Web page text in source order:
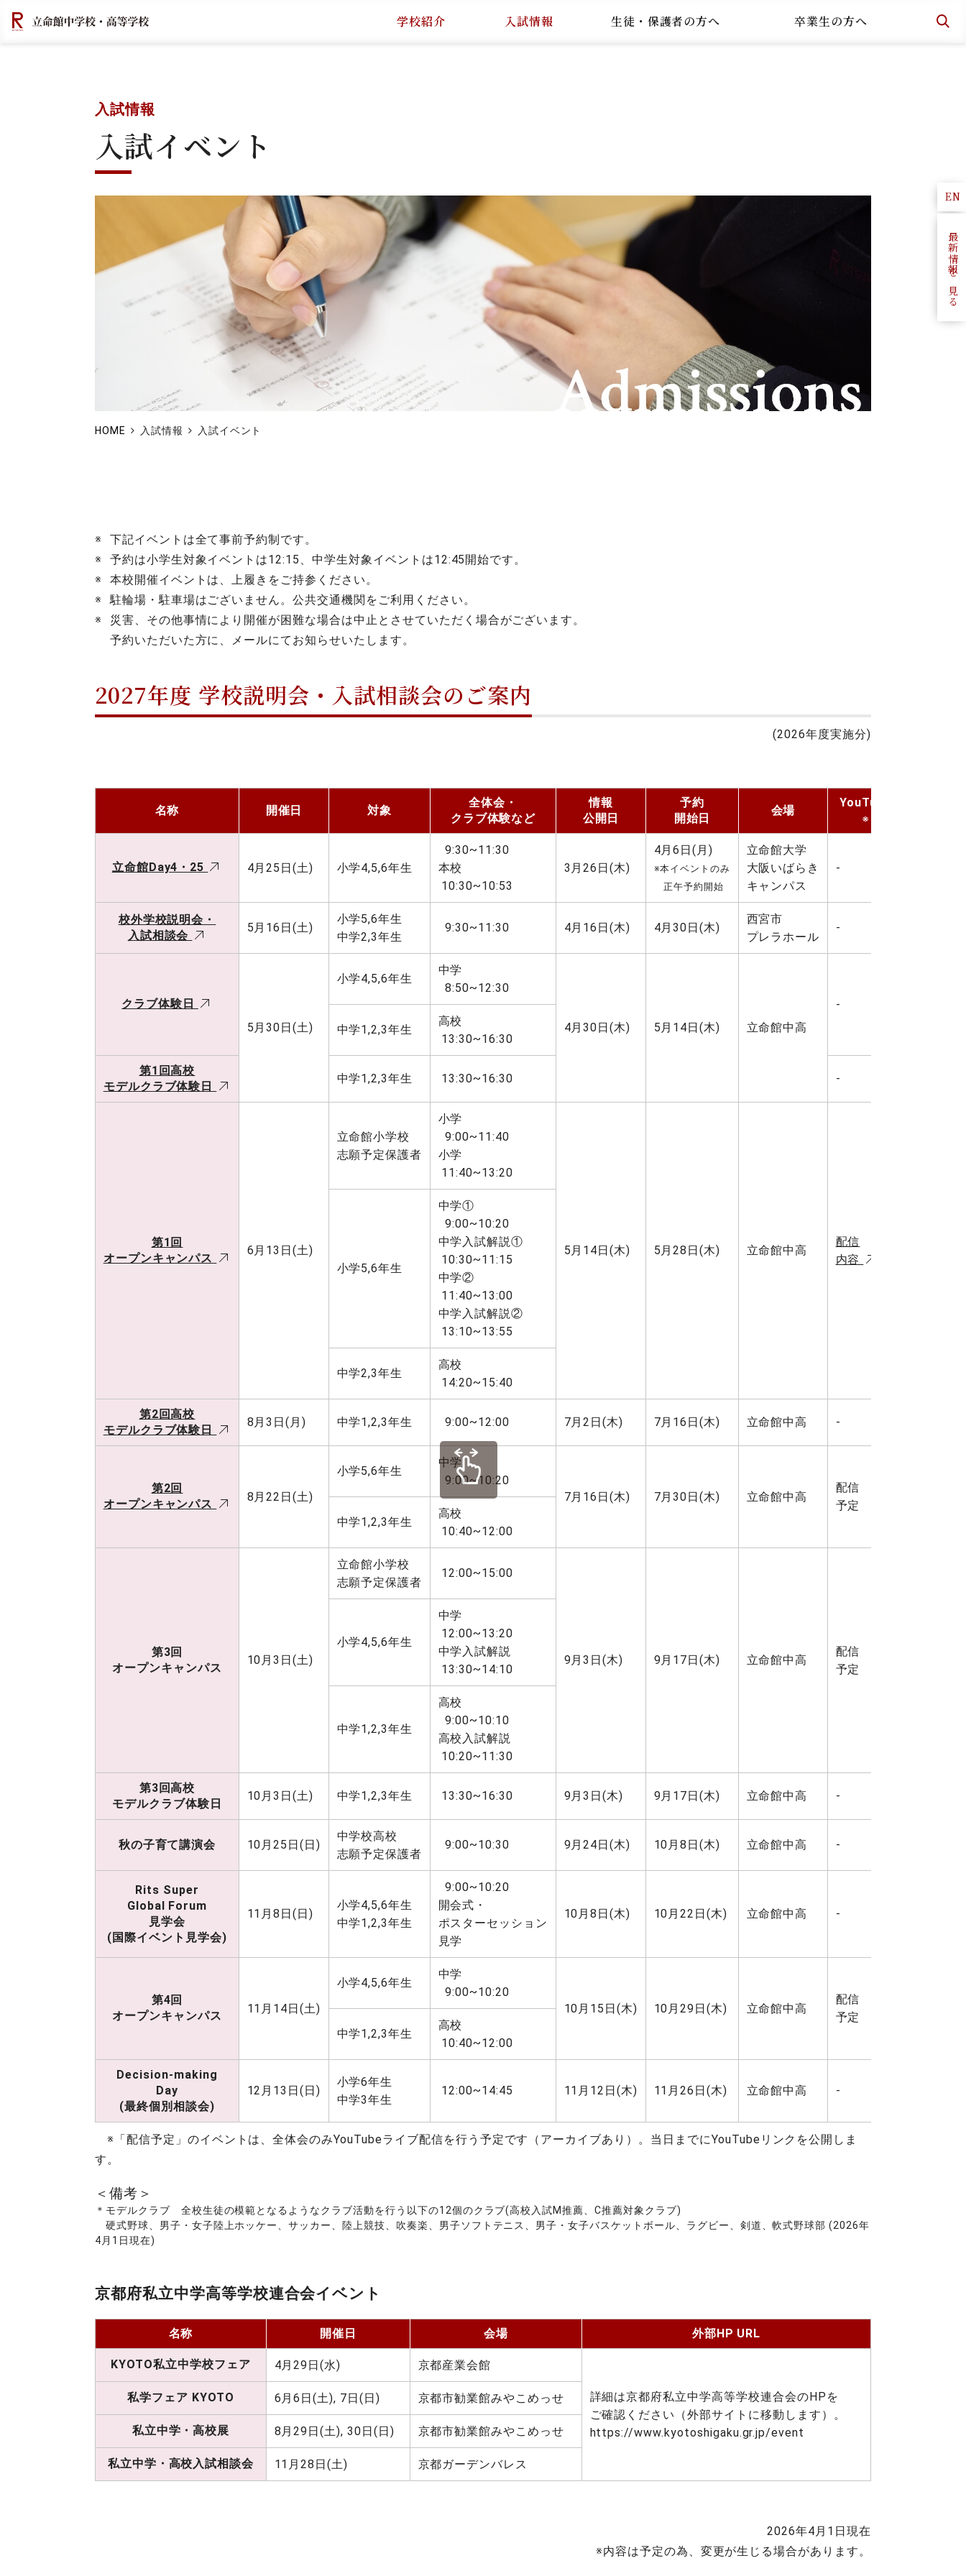
学校紹介 入試情報 生徒・保護者の方へ 卒業生の方へ
入試情報
入試イベント
HOME 入試情報 入試イベント
下記イベントは全て事前予約制です。
予約は小学生対象イベントは12:15、中学生対象イベントは12:45開始です。
本校開催イベントは、上履きをご持参ください。
駐輪場・駐車場はございません。公共交通機関をご利用ください。
災害、その他事情により開催が困難な場合は中止とさせていただく場合がございます。
予約いただいた方に、メールにてお知らせいたします。
2027年度 学校説明会・入試相談会のご案内
(2026年度実施分)
名称 開催日 対象
全体会・
クラブ体験など
情報
公開日
予約
開始日
会場
YouTube
※
立命館Day4・25 4月25日(土) 小学4,5,6年生
9:30~11:30
本校
10:30~10:53
3月26日(木)
4月6日(月)
※本イベントのみ
正午予約開始
立命館大学
大阪いばらき
キャンパス
-
校外学校説明会・
入試相談会
5月16日(土)
小学5,6年生
中学2,3年生
9:30~11:30 4月16日(木) 4月30日(木)
西宮市
プレラホール
-
クラブ体験日
5月30日(土)
小学4,5,6年生
中学
8:50~12:30
4月30日(木) 5月14日(木) 立命館中高
-
中学1,2,3年生
高校
13:30~16:30
第1回高校
モデルクラブ体験日
中学1,2,3年生 13:30~16:30 -
第1回
オープンキャンパス
6月13日(土)
立命館小学校
志願予定保護者
小学
9:00~11:40
小学
11:40~13:20
5月14日(木) 5月28日(木) 立命館中高
配信
内容
小学5,6年生
中学①
9:00~10:20
中学入試解説①
10:30~11:15
中学②
11:40~13:00
中学入試解説②
13:10~13:55
中学2,3年生
高校
14:20~15:40
第2回高校
モデルクラブ体験日
8月3日(月) 中学1,2,3年生 9:00~12:00 7月2日(木) 7月16日(木) 立命館中高 -
第2回
オープンキャンパス
8月22日(土)
小学5,6年生
中学
9:00~10:20
7月16日(木)
7月30日(木) 立命館中高
配信
予定
中学1,2,3年生
高校
10:40~12:00
第3回
オープンキャンパス
10月3日(土)
立命館小学校
志願予定保護者
12:00~15:00
9月3日(木) 9月17日(木) 立命館中高
配信
予定
小学4,5,6年生
中学
12:00~13:20
中学入試解説
13:30~14:10
中学1,2,3年生
高校
9:00~10:10
高校入試解説
10:20~11:30
第3回高校
モデルクラブ体験日
10月3日(土) 中学1,2,3年生 13:30~16:30 9月3日(木) 9月17日(木) 立命館中高 -
秋の子育て講演会 10月25日(日)
中学校高校
志願予定保護者
9:00~10:30 9月24日(木) 10月8日(木) 立命館中高 -
Rits Super
Global Forum
見学会
(国際イベント見学会)
11月8日(日)
小学4,5,6年生
中学1,2,3年生
9:00~10:20
開会式・
ポスターセッション
見学
10月8日(木) 10月22日(木) 立命館中高 -
第4回
オープンキャンパス
11月14日(土)
小学4,5,6年生
中学
9:00~10:20
10月15日(木)
10月29日(木) 立命館中高
配信
予定
中学1,2,3年生
高校
10:40~12:00
Decision-making
Day
(最終個別相談会)
12月13日(日)
小学6年生
中学3年生
12:00~14:45 11月12日(木) 11月26日(木) 立命館中高 -
※「配信予定」のイベントは、全体会のみYouTubeライブ配信を行う予定です（アーカイブあり）。当日までにYouTubeリンクを公開しま
す。
＜備考＞
＊モデルクラブ 全校生徒の模範となるようなクラブ活動を行う以下の12個のクラブ(高校入試M推薦、C推薦対象クラブ)
硬式野球、男子・女子陸上ホッケー、サッカー、陸上競技、吹奏楽、男子ソフトテニス、男子・女子バスケットボール、ラグビー、剣道、軟式野球部 (2026年
4月1日現在)
京都府私立中学高等学校連合会イベント
名称 開催日 会場 外部HP URL
KYOTO私立中学校フェア 4月29日(水) 京都産業会館
詳細は京都府私立中学高等学校連合会のHPを
ご確認ください（外部サイトに移動します）。
https://www.kyotoshigaku.gr.jp/event
私学フェア KYOTO 6月6日(土), 7日(日) 京都市勧業館みやこめっせ
私立中学・高校展 8月29日(土), 30日(日) 京都市勧業館みやこめっせ
私立中学・高校入試相談会 11月28日(土) 京都ガーデンバレス
2026年4月1日現在
※内容は予定の為、変更が生じる場合があります。
EN
最新情報を見る